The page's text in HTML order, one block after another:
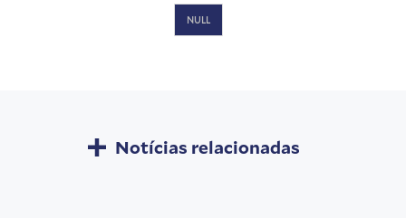
NULL
Notícias relacionadas